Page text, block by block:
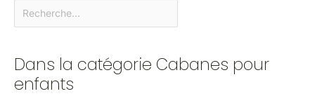
Dans la catégorie Cabanes pour
enfants